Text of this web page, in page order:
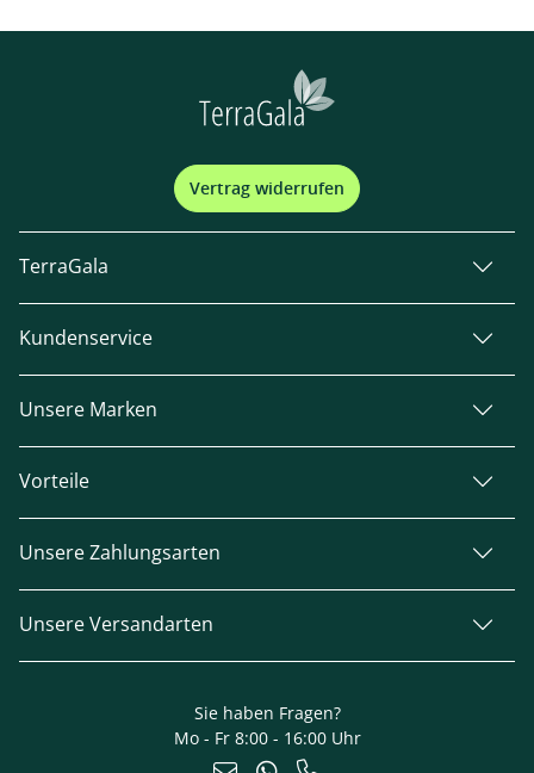
Vertrag widerrufen
TerraGala
Kundenservice
Unsere Marken
Vorteile
Unsere Zahlungsarten
Unsere Versandarten
Sie haben Fragen?
Mo - Fr 8:00 - 16:00 Uhr